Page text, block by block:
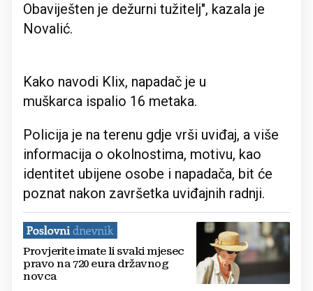
Obaviješten je dežurni tužitelj", kazala je
Novalić.
Kako navodi Klix, napadač je u
muškarca ispalio 16 metaka.
Policija je na terenu gdje vrši uviđaj, a više
informacija o okolnostima, motivu, kao
identitet ubijene osobe i napadača, bit će
poznat nakon završetka uviđajnih radnji.
Provjerite imate li svaki mjesec
pravo na 720 eura državnog
novca